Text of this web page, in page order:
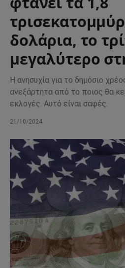
δολάρια, το
μεγαλύτερο
Η ανησυχία για το δημόσιο
ανεξάρτητα από το ποιος θα
εκλογές. Αυτό είναι σαφές.
21/10/2024